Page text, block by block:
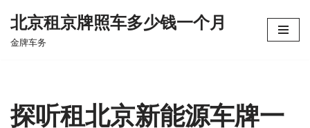
跳
北京租京牌照车多少钱一个月
金牌车务
探听租北京新能源车牌一